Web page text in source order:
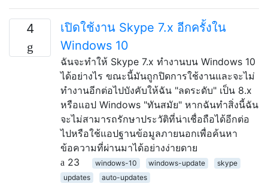
4
เปิดใช้งาน Skype 7.x อีกครั้งใน
Windows 10
ฉันจะทำให้ Skype 7.x ทำงานบน Windows 10
ได้อย่างไร ขณะนี้มันถูกปิดการใช้งานและจะไม่
ทำงานอีกต่อไปบังคับให้ฉัน "ลดระดับ" เป็น 8.x
หรือแอป Windows "ทันสมัย" หากฉันทำสิ่งนี้ฉัน
จะไม่สามารถรักษาประวัติที่น่าเชื่อถือได้อีกต่อ
ไปหรือใช้แอปฐานข้อมูลภายนอกเพื่อค้นหา
ข้อความที่ผ่านมาได้อย่างง่ายดาย
23
windows-10 windows-update
skype
updates
auto-updates